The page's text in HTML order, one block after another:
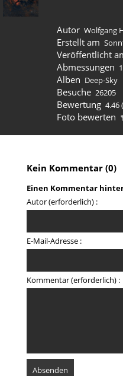
Autor Wolfgang
Erstellt am
Veröffentlicht
Abmessungen
Alben Deep-Sky
Besuche 26205
Bewertung 4.46
Foto bewerten
Kein Kommentar (0)
Einen Kommentar
Autor (erforderlich) :
E-Mail-Adresse :
Kommentar (erforderlich) :